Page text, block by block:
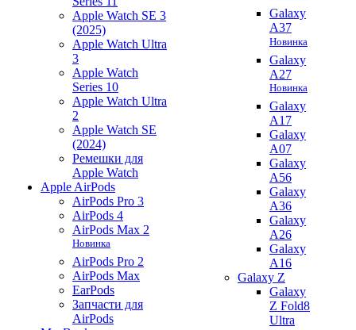
Apple Watch SE 3
(2025)
Apple Watch Ultra
3
Apple Watch
Series 10
Apple Watch Ultra
2
Apple Watch SE
(2024)
Ремешки для
Apple Watch
Apple AirPods
AirPods Pro 3
AirPods 4
AirPods Max 2
Новинка
AirPods Pro 2
AirPods Max
EarPods
Запчасти для
AirPods
Galaxy
A37
Новинка
Galaxy
A27
Новинка
Galaxy
A17
Galaxy
A07
Galaxy
A56
Galaxy
A36
Galaxy
A26
Galaxy
A16
Galaxy Z
Galaxy
Z Fold8
Ultra